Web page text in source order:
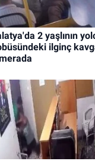
2 yaşlının
ilginç